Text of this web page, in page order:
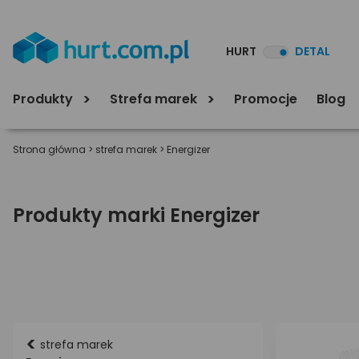
HURT DETAL
Produkty Strefa marek Promocje Blog
Strona główna > strefa marek > Energizer
Produkty marki Energizer
< strefa marek